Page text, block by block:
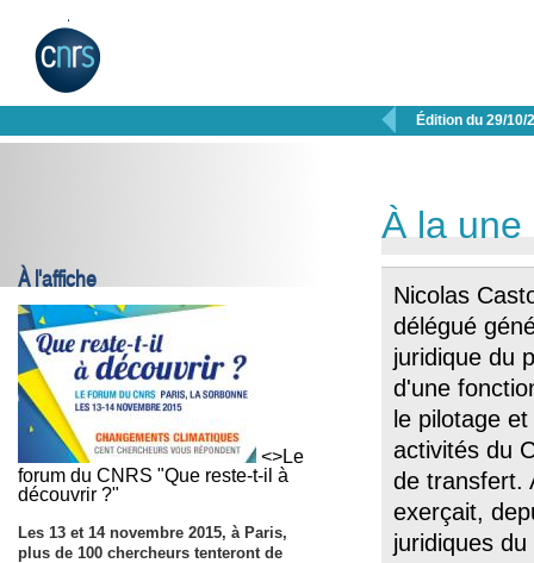
 Édition du 29/10/
À l'affiche
<>Le
forum du CNRS "Que reste-t-il à
découvrir ?"
Les 13 et 14 novembre 2015, à Paris,
plus de 100 chercheurs tenteront de
À la une
Nicolas
délégué
juridique du
d'une
le pilotage
activités du
de transfert.
exerçait,
juridiques du